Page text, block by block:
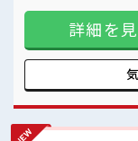
職場にはロッカー
私物の置きすぎに
ければ
で、 毎日
いことに
が整って
いきましょう！ ■職場の雰囲気 髪
は必見
ですね★
詳細を